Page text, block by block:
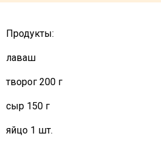
Продукты:
лаваш
творог 200 г
сыр 150 г
яйцо 1 шт.